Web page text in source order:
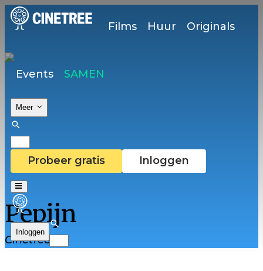
Films Huur Originals
Events SAMEN
Meer
Probeer gratis Inloggen
Inloggen
Pepijn
Cinetree-lid